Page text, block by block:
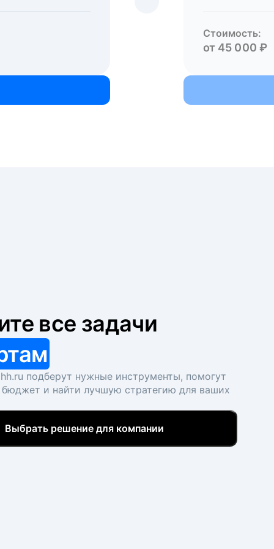
Стоимость:
от 45 000 ₽
все задачи
подберут нужные инструменты, помогут
бюджет и найти лучшую стратегию для ваших
Выбрать решение для компании